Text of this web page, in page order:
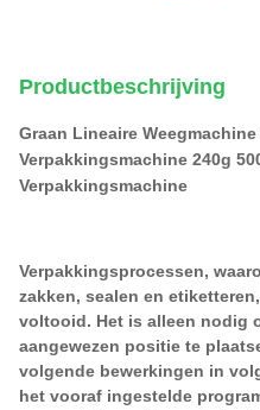
Productbeschrijving
Graan Lineaire Weegmachine
Verpakkingsmachine 240g
Verpakkingsmachine
Verpakkingsprocessen,
zakken, sealen en
voltooid. Het is alleen nodig
aangewezen positie te
volgende bewerkingen in
het vooraf ingestelde